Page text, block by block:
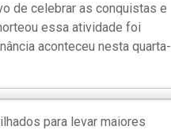
de celebrar as conquistas e
essa atividade foi
aconteceu nesta quarta-
para levar maiores